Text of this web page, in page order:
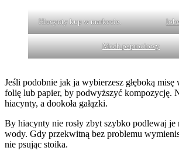
Hiacynty kup w markecie.
Mech paprociowy
Jeśli podobnie jak ja wybierzesz głęboką misę
folię lub papier, by podwyższyć kompozycję.
hiacynty, a dookoła gałązki.
By hiacynty nie rosły zbyt szybko podlewaj je
wody. Gdy przekwitną bez problemu
nie psując stoika.